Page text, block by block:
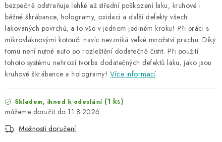
bezpečně odstraňuje lehké až střední poškození laku, kruhové i
běžné škrábance, hologramy, oxidaci a další defekty všech
lakovaných povrchů, a to vše v jednom jediném kroku! Při práci s
mikrovláknovými kotouči navíc nevzniká velké množství prachu. Díky
tomu není nutné auto po rozleštění dodatečně čistit. Při použití
tohoto systému nehrozí tvorba dodatečných defektů laku, jako jsou
kruhové škrábance a hologramy! Více informací
Skladem, ihned k odeslání (1 ks)
11.8.2026
Možnosti doručení